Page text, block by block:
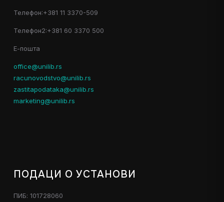
Телефон:+381 11 3370-509
Телефон2:+381 60 3370 500
Е-пошта
office@unilib.rs
racunovodstvo@unilib.rs
zastitapodataka@unilib.rs
marketing@unilib.rs
ПОДАЦИ О УСТАНОВИ
ПИБ: 101728060